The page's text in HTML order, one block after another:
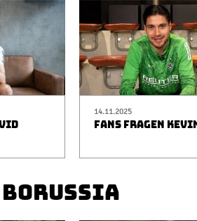
14.11.2025
FANS FRAGEN
BORUSSIA